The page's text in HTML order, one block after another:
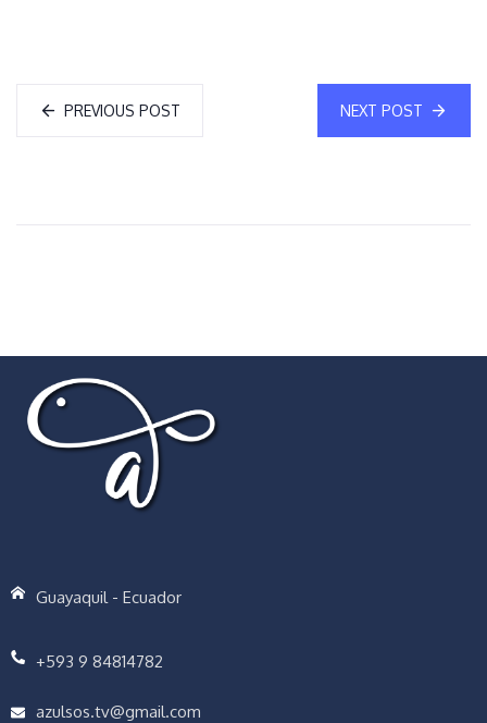
PREVIOUS POST NEXT POST
Guayaquil - Ecuador
+593 9 84814782
azulsos.tv@gmail.com